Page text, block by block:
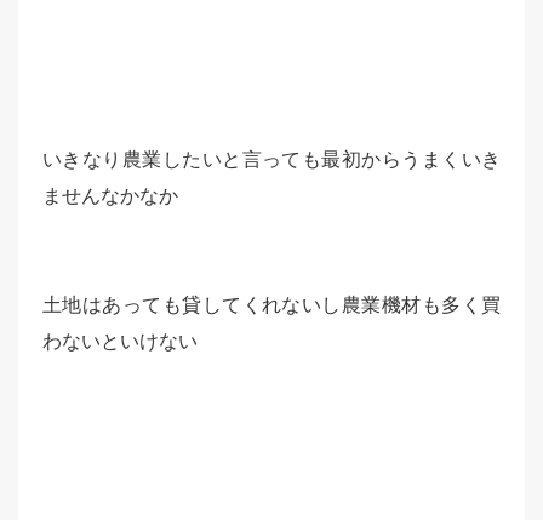
いきなり農業したいと言っても最初からうまくいき
ませんなかなか
土地はあっても貸してくれないし農業機材も多く買
わないといけない